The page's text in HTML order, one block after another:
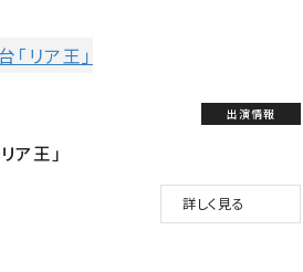
出演情報
ア王」
詳しく見る